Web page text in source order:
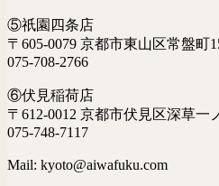
⑤祇園四条店
〒605-0079 京都市東山区常盤町
075-708-2766
⑥伏見稲荷店
〒612-0012 京都市伏見区深草一
075-748-7117
Mail: kyoto@aiwafuku.com